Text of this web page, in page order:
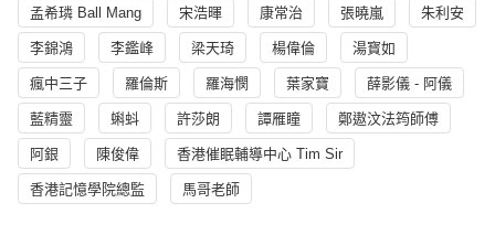
孟希璘 Ball Mang 宋浩暉 康常治 張曉嵐 朱利安
李錦鴻 李鑑峰 梁天琦 楊偉倫 湯寳如
瘋中三子 羅倫斯 羅海憫 葉家寶 薛影儀 - 阿儀
藍精靈 蝌蚪 許莎朗 譚雁瞳 鄭遨汶法筠師傅
阿銀 陳俊偉 香港催眠輔導中心 Tim Sir
香港記憶學院總監 馬哥老師